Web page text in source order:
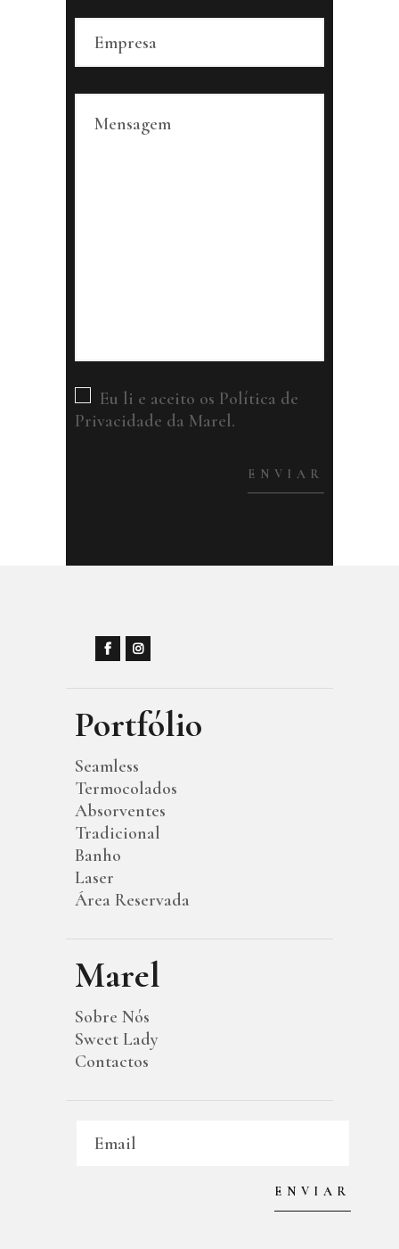
Eu li e aceito os Política de
Privacidade da Marel.
Portfólio
Seamless
Termocolados
Absorventes
Tradicional
Banho
Laser
Área Reservada
Marel
Sobre Nós
Sweet Lady
Contactos